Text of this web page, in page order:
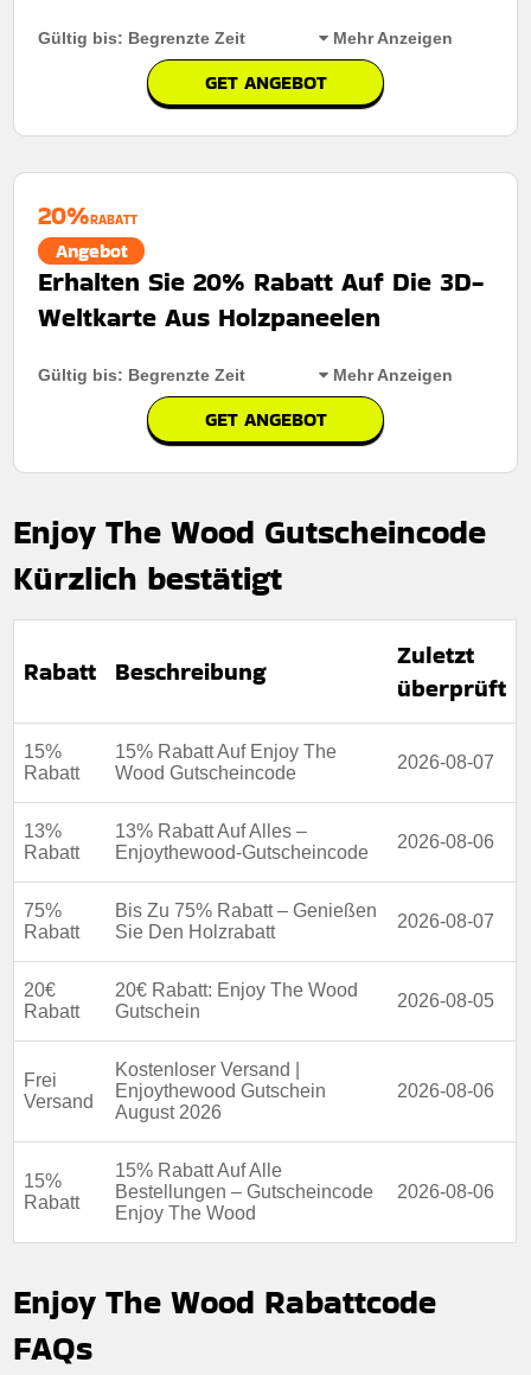
Gültig bis: Begrenzte Zeit Mehr Anzeigen
GET ANGEBOT
Mindestkaufbetrag:
Berechtigung:
Art des Angebots:Zeitlich begrenztes angebot
Nicht mit anderen Aktionen kombinierbar
Bedingungen:Weitere Informationen finden Sie in den
Nutzungsbedingungen auf der Website des Händlers.
20%RABATT
Angebot
Erhalten Sie 20% Rabatt Auf Die 3D-
Weltkarte Aus Holzpaneelen
Gültig bis: Begrenzte Zeit Mehr Anzeigen
GET ANGEBOT
Mindestkaufbetrag:Keine Mindestausgaben
Berechtigung: Für alle kunden
Nicht mit anderen Aktionen kombinierbar
Die geschäftsbedingungen finden sie
Enjoy The Wood Gutscheincode
Kürzlich bestätigt
Rabatt Beschreibung
Zuletzt
überprüft
15%
Rabatt
15% Rabatt Auf Enjoy The
Wood Gutscheincode
2026-08-07
13%
Rabatt
13% Rabatt Auf Alles –
Enjoythewood-Gutscheincode
2026-08-06
75%
Rabatt
Bis Zu 75% Rabatt – Genießen
Sie Den Holzrabatt
2026-08-07
20€
Rabatt
20€ Rabatt: Enjoy The Wood
Gutschein
2026-08-05
Frei
Versand
Kostenloser Versand |
Enjoythewood Gutschein
August 2026
2026-08-06
15%
Rabatt
15% Rabatt Auf Alle
Bestellungen – Gutscheincode
Enjoy The Wood
2026-08-06
Enjoy The Wood Rabattcode
FAQs